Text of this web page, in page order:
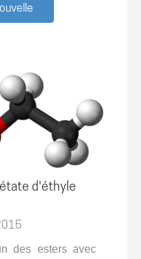
d'éthyle
des esters avec